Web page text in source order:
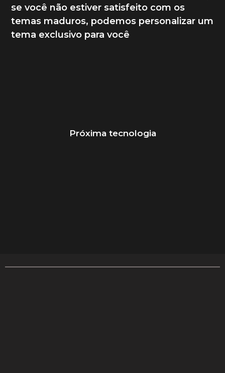
se você não estiver satisfeito com os
temas maduros, podemos personalizar um
tema exclusivo para você
Próxima tecnologia